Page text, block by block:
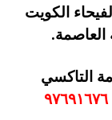
الكويت
التاكسي
٩٧٦٩١٦٧٦